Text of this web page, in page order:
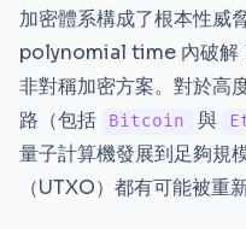
加密體系構成了根本性
polynomial time 內破解
非對稱加密方案。對於高
路（包括
Bitcoin 與
量子計算機發展到足夠規
（UTXO）都有可能被重